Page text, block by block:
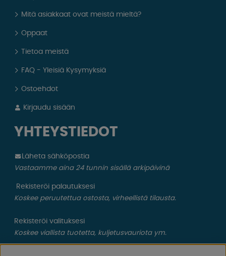
Mitä asiakkaat ovat meistä mieltä?
Oppaat
Tietoa meistä
FAQ - Yleisiä Kysymyksiä
Ostoehdot
Kirjaudu sisään
YHTEYSTIEDOT
Läheta sähköpostia
Vastaamme aina 24 tunnin sisällä arkipäivinä
Rekisteröi palautuksesi
Koskee peruutettua ostosta, virheellistä tilausta.
Rekisteröi valituksesi
Koskee viallista tuotetta, kuljetusvauriota ym.